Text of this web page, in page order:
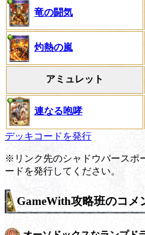
竜の闘気
灼熱の嵐
アミュレット
連なる咆哮
デッキコードを発行
※リンク先のシャドウバースポ
ードを発行してください。
GameWith攻略班のコメ